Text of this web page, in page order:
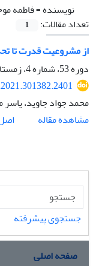
نویسنده =فاطمه
تعداد مقالات:
1
از مشروعیت قدرت تا
دوره 53، شماره 4، زمستان 1402، صفحه
محمد جواد جاوید،
مشاهده مقاله
جستجوی پیشرفته
صفحه اصلی